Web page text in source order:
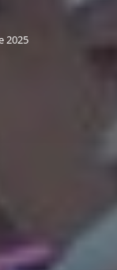
2025